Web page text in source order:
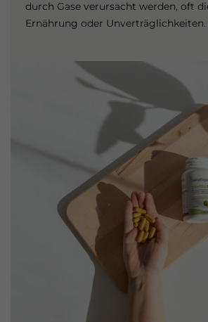
durch Gase verursacht werden, oft
Ernährung oder Unverträglichkeiten.